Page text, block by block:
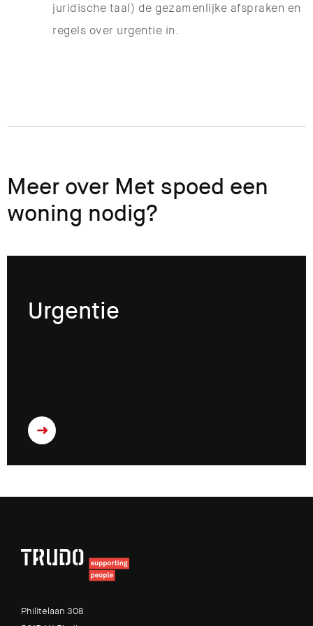
juridische taal) de gezamenlijke afspraken en
regels over urgentie in.
Meer over Met spoed een
woning nodig?
Urgentie
Philitelaan 308